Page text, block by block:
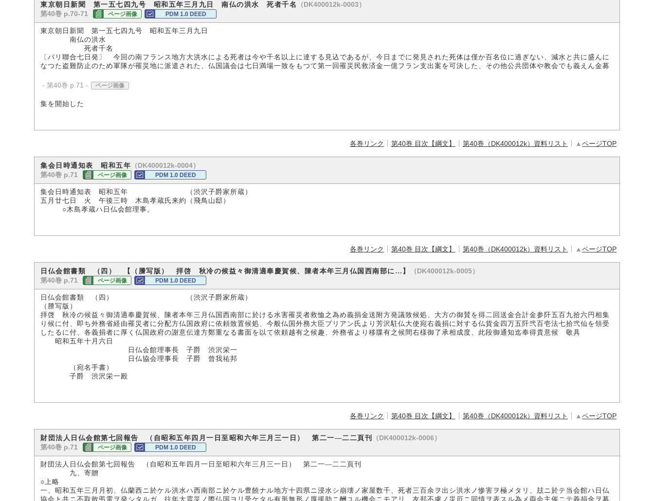
東京朝日新聞 第一五七四九号 昭和五年三月九日 南仏の洪水 死者千名
（DK400012k-0003）
第40巻 p.70-71
ページ画像 PDM 1.0 DEED
東京朝日新聞 第一五七四九号 昭和五年三月九日
南仏の洪水
死者千名
〔パリ聯合七日発〕 今回の南フランス地方大洪水による死者は今や千名以上に達する見込であるが、今日までに発見された死体は僅か百名位に過ぎない、減水と共に盛んに
なつた盗難防止のため軍隊が罹災地に派遣された、仏国議会は七日満場一致をもつて第一回罹災民救済金一億フラン支出案を可決した、その他公共団体や教会でも義えん金募
- 第40巻 p.71 - ページ画像
集を開始した
各巻リンク 第40巻 目次【綱文】 第40巻（DK400012k）資料リスト ▲ページTOP
集会日時通知表 昭和五年 （DK400012k-0004）
第40巻 p.71
ページ画像 PDM 1.0 DEED
集会日時通知表 昭和五年 （渋沢子爵家所蔵）
五月廿七日 火 午後三時 木島孝蔵氏来約（飛鳥山邸）
○木島孝蔵ハ日仏会館理事。
各巻リンク 第40巻 目次【綱文】 第40巻（DK400012k）資料リスト ▲ページTOP
日仏会館書類 （四） 【（謄写版） 拝啓 秋冷の候益々御清適奉慶賀候、陳者本年三月仏国西南部に…】
（DK400012k-0005）
第40巻 p.71
ページ画像 PDM 1.0 DEED
日仏会館書類 （四） （渋沢子爵家所蔵）
（謄写版）
拝啓 秋冷の候益々御清適奉慶賀候、陳者本年三月仏国西南部に於ける水害罹災者救恤之為め義捐金送附方発議致候処、大方の御賛を得二回送金合計金参阡五百九拾六円相集
り候に付、即ち外務省経由罹災者に分配方仏国政府に依頼致置候処、今般仏国外務大臣ブリアン氏より芳沢駐仏大使宛右義捐に対する仏貨金四万五阡弐百壱法七拾弐仙を領受
したるに付、各義捐者に厚く仏国政府の謝意伝達方鄭重なる書面を以て依頼越有之候趣、外務省より移牒有之候間右様御了承相成度、此段御通知迄奉得貴意候 敬具
昭和五年十月六日
日仏会館理事長 子爵 渋沢栄一
日仏協会理事長 子爵 曾我祐邦
（宛名手書）
子爵 渋沢栄一殿
各巻リンク 第40巻 目次【綱文】 第40巻（DK400012k）資料リスト ▲ページTOP
財団法人日仏会館第七回報告 （自昭和五年四月一日至昭和六年三月三一日） 第二一―二二頁刊
（DK400012k-0006）
第40巻 p.71
ページ画像 PDM 1.0 DEED
財団法人日仏会館第七回報告 （自昭和五年四月一日至昭和六年三月三一日） 第二一―二二頁刊
九、寄贈
○上略
一、昭和五年三月月初、仏蘭西ニ於ケル洪水ハ西南部ニ於ケル豊饒ナル地方十四県ニ浸水シ崩壊ノ家屋数千、死者三百余ヲ出シ洪水ノ惨害ヲ極メタリ、玆ニ於テ当会館ハ日仏
協会ト共ニ不取敢弔電ヲ発シタルガ、往年大震災ノ際仏国ヨリ受ケタル有形無形ノ厚援助ニ酬ユル機会ニモアリ、友邦不慮ノ災厄ニ同情ヲ表スル為メ両会主催ニテ義捐金ヲ募